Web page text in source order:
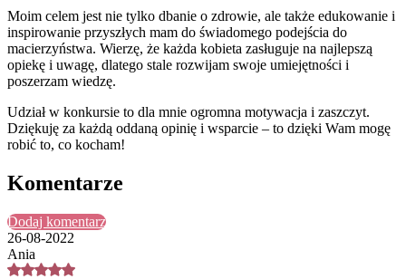
Moim celem jest nie tylko dbanie o zdrowie, ale także edukowanie i
inspirowanie przyszłych mam do świadomego podejścia do
macierzyństwa. Wierzę, że każda kobieta zasługuje na najlepszą
opiekę i uwagę, dlatego stale rozwijam swoje umiejętności i
poszerzam wiedzę.
Udział w konkursie to dla mnie ogromna motywacja i zaszczyt.
Dziękuję za każdą oddaną opinię i wsparcie – to dzięki Wam mogę
robić to, co kocham!
Komentarze
Dodaj komentarz
26-08-2022
Ania